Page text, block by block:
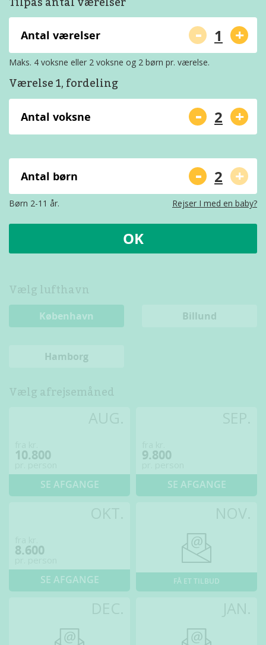
Antal værelser - +
Maks. 4 voksne eller 2 voksne og 2 børn pr. værelse.
Værelse 1, fordeling
Antal voksne - +
Antal børn - +
Børn 2-11 år. Rejser I med en baby?
OK
Vælg lufthavn
København Billund
Hamborg
Vælg afrejsemåned
10.800
SE AFGANGE
9.800
SE AFGANGE
8.600
SE AFGANGE FÅ ET TILBUD